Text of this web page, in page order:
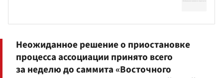
Неожиданное решение о приостановке
процесса ассоциации принято всего
за неделю до саммита «Восточного